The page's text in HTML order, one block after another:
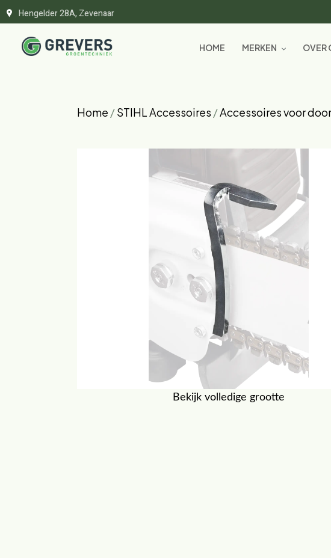
Hengelder 28A, Zevenaar
HOME MERKEN OVER
Home /STIHL Accessoires /Accessoires voor
Bekijk volledige grootte